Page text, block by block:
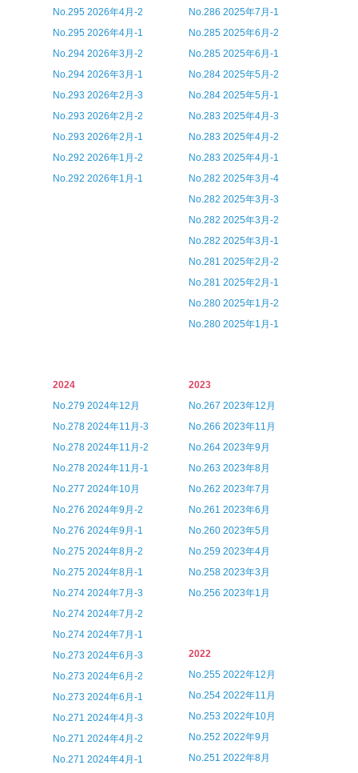
No.295 2026年4月-2
No.295 2026年4月-1
No.294 2026年3月-2
No.294 2026年3月-1
No.293 2026年2月-3
No.293 2026年2月-2
No.293 2026年2月-1
No.292 2026年1月-2
No.292 2026年1月-1
No.286 2025年7月-1
No.285 2025年6月-2
No.285 2025年6月-1
No.284 2025年5月-2
No.284 2025年5月-1
No.283 2025年4月-3
No.283 2025年4月-2
No.283 2025年4月-1
No.282 2025年3月-4
No.282 2025年3月-3
No.282 2025年3月-2
No.282 2025年3月-1
No.281 2025年2月-2
No.281 2025年2月-1
No.280 2025年1月-2
No.280 2025年1月-1
2024
No.279 2024年12月
No.278 2024年11月-3
No.278 2024年11月-2
No.278 2024年11月-1
No.277 2024年10月
No.276 2024年9月-2
No.276 2024年9月-1
No.275 2024年8月-2
No.275 2024年8月-1
No.274 2024年7月-3
No.274 2024年7月-2
No.274 2024年7月-1
No.273 2024年6月-3
No.273 2024年6月-2
No.273 2024年6月-1
No.271 2024年4月-3
No.271 2024年4月-2
No.271 2024年4月-1
2023
No.267 2023年12月
No.266 2023年11月
No.264 2023年9月
No.263 2023年8月
No.262 2023年7月
No.261 2023年6月
No.260 2023年5月
No.259 2023年4月
No.258 2023年3月
No.256 2023年1月
2022
No.255 2022年12月
No.254 2022年11月
No.253 2022年10月
No.252 2022年9月
No.251 2022年8月